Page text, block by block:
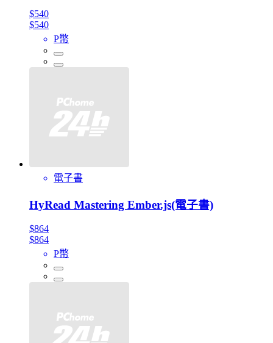
$540
$540
P幣
電子書
HyRead Mastering Ember.js(電子書)
$864
$864
P幣